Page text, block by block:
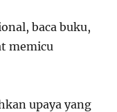
baca buku,
memicu
upaya yang